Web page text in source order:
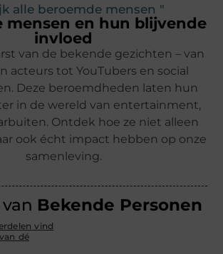
alle beroemde mensen "
mensen en hun blijvende
invloed
van de bekende gezichten – van
acteurs tot YouTubers en social
Deze beroemdheden laten hun
in de wereld van entertainment,
Ontdek hoe ze niet alleen
ook écht impact hebben op onze
samenleving.
Bekende Personen
vind
dé